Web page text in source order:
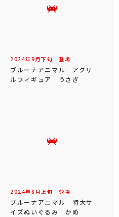
2024年9 月下旬 登場
ブルーナアニマル アクリ
ルフィギュア うさぎ
2024年8 月 上旬 登場
ブルーナアニマル 特大サ
イズぬいぐるみ かめ